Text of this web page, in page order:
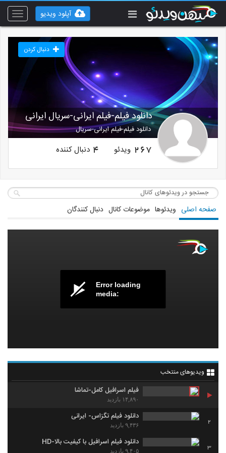
Toggle
آپلود ویدیو
دانلود فیلم-فیلم ایرانی-سریال ایرانی
دانلود فیلم-فیلم ایرانی-سریال
دنبال کردن
267 ویدئو 4 دنبال کننده
صفحه اصلی ویدئوها موضوعات کانال دنبال کنندگان
Error loading
media:
ویدیوهای منتخب
فیلم اسرافیل کامل-تماشا
۱۴,۸۹۰ بازدید
2
دانلود فیلم تگزاس- ایرانی
۹,۴۳۶ بازدید
3
دانلود فیلم اسرافیل با کیفیت بالا-HD
۹,۴۰۵ بازدید